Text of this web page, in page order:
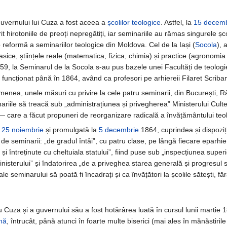
lui Cuza a fost aceea a școlilor teologice . Astfel, la 15
hirotoniile de preoți nepregătiți, iar seminariile au rămas singurele
a seminariilor teologice din Moldova. Cel de la Iași (Socola),
științele reale (matematica, fizica, chimia) și practice
la Seminarul de la Socola s-au pus bazele unei Facultăți de
până în 1864, având ca profesori pe arhiereii Filaret
unele măsuri cu privire la cele patru seminarii, din București,
să treacă sub „administrațiunea și privegherea” Ministerului
care a făcut propuneri de reorganizare radicală a învățământului
25 noiembrie și promulgată la 5 decembrie 1864, cuprindea și
seminarii: „de gradul întâi”, cu patru clase, pe lângă fiecare
întreținute cu cheltuiala statului”, fiind puse sub „inspecțiunea
și îndatorirea „de a priveghea starea generală și
seminarului să poată fi încadrați și ca învățători la școlile sătești,
Cuza și a guvernului său a fost hotărârea luată în cursul lunii martie
, întrucât, până atunci în foarte multe biserici (mai ales în